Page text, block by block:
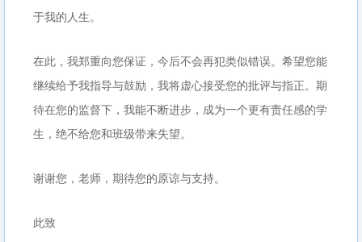
于我的人生。
在此，我郑重向您保证，今后不会再犯类似错误。希望您能
继续给予我指导与鼓励，我将虚心接受您的批评与指正。期
待在您的监督下，我能不断进步，成为一个更有责任感的学
生，绝不给您和班级带来失望。
谢谢您，老师，期待您的原谅与支持。
此致